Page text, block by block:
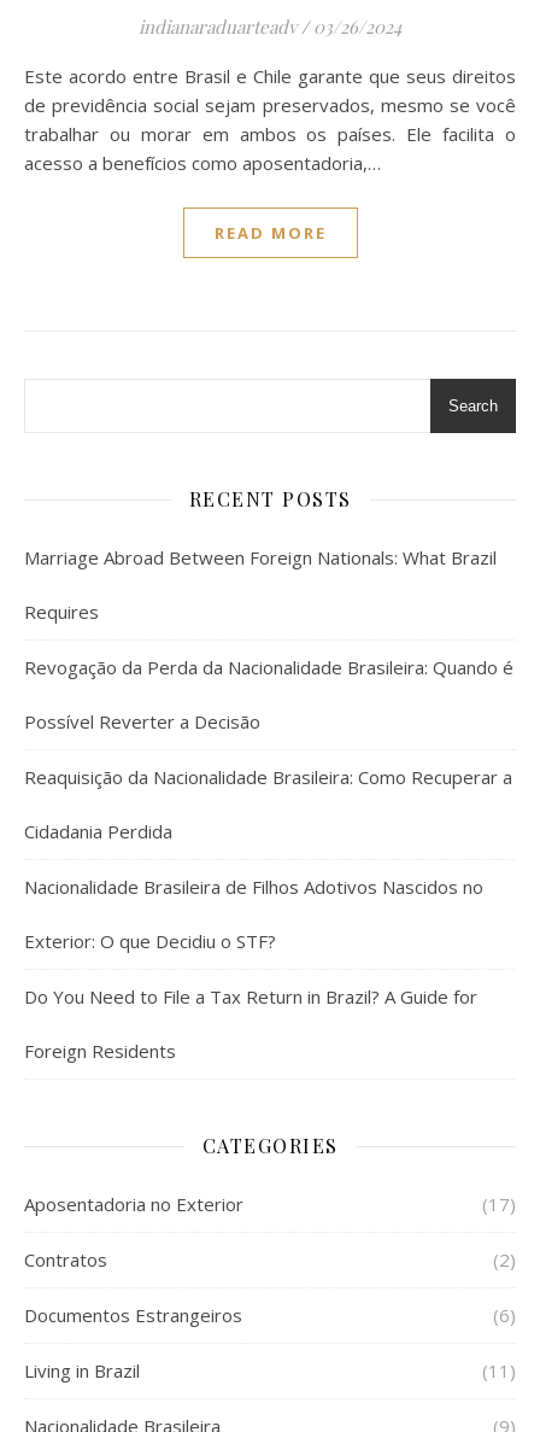
indianaraduarteadv / 03/26/2024
Este acordo entre Brasil e Chile garante que seus direitos
de previdência social sejam preservados, mesmo se você
trabalhar ou morar em ambos os países. Ele facilita o
acesso a benefícios como aposentadoria,…
READ MORE
Search
RECENT POSTS
Marriage Abroad Between Foreign Nationals: What Brazil
Requires
Revogação da Perda da Nacionalidade Brasileira: Quando é
Possível Reverter a Decisão
Reaquisição da Nacionalidade Brasileira: Como Recuperar a
Cidadania Perdida
Nacionalidade Brasileira de Filhos Adotivos Nascidos no
Exterior: O que Decidiu o STF?
Do You Need to File a Tax Return in Brazil? A Guide for
Foreign Residents
CATEGORIES
Aposentadoria no Exterior (17)
Contratos (2)
Documentos Estrangeiros (6)
Living in Brazil (11)
Nacionalidade Brasileira (9)